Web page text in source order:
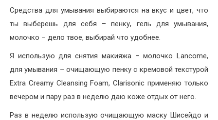
Средства для умывания выбираются на вкус и цвет, что
ты выберешь для себя – пенку, гель для умывания,
молочко – дело твое, выбирай что удобнее.
Я использую для снятия макияжа – молочко Lancome,
для умывания – очищающую пенку с кремовой текстурой
Extra Creamy Cleansing Foam, Clarisonic применяю только
вечером и пару раз в неделю даю коже отдых от него.
Раз в неделю использую очищающую маску Шисейдо и